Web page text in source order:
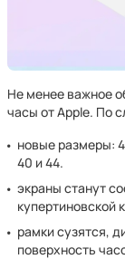
Не менее важное
часы от Apple. По
новые размеры:
40 и 44.
экраны станут
купертиновской
рамки сузятся,
поверхность